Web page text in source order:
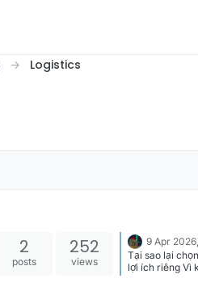
Logistics
2
posts
252
views
9 Apr
Tại sao lại
lợi ích riêng Vì